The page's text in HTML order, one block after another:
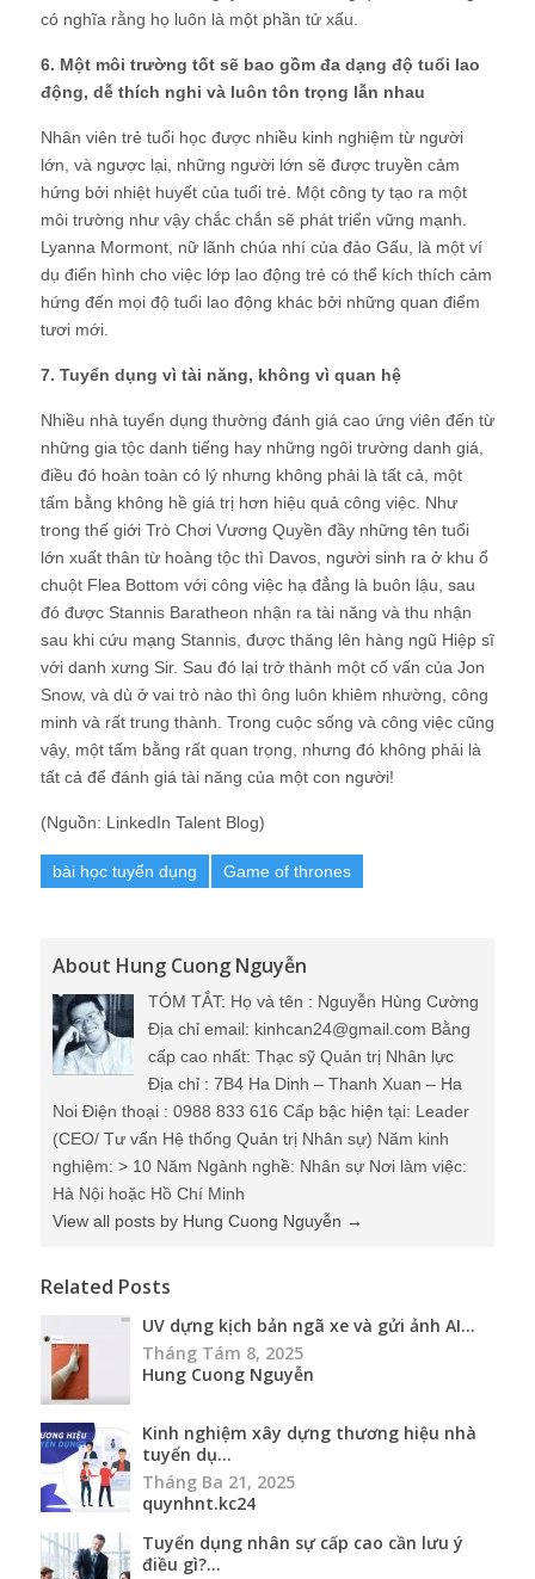
có nghĩa rằng họ luôn là một phần tử xấu.
6. Một môi trường tốt sẽ bao gồm đa dạng độ tuổi lao
động, dễ thích nghi và luôn tôn trọng lẫn nhau
Nhân viên trẻ tuổi học được nhiều kinh nghiệm từ người
lớn, và ngược lại, những người lớn sẽ được truyền cảm
hứng bởi nhiệt huyết của tuổi trẻ. Một công ty tạo ra một
môi trường như vậy chắc chắn sẽ phát triển vững mạnh.
Lyanna Mormont, nữ lãnh chúa nhí của đảo Gấu, là một ví
dụ điển hình cho việc lớp lao động trẻ có thể kích thích cảm
hứng đến mọi độ tuổi lao động khác bởi những quan điểm
tươi mới.
7. Tuyển dụng vì tài năng, không vì quan hệ
Nhiều nhà tuyển dụng thường đánh giá cao ứng viên đến từ
những gia tộc danh tiếng hay những ngôi trường danh giá,
điều đó hoàn toàn có lý nhưng không phải là tất cả, một
tấm bằng không hề giá trị hơn hiệu quả công việc. Như
trong thế giới Trò Chơi Vương Quyền đầy những tên tuổi
lớn xuất thân từ hoàng tộc thì Davos, người sinh ra ở khu ổ
chuột Flea Bottom với công việc hạ đẳng là buôn lậu, sau
đó được Stannis Baratheon nhận ra tài năng và thu nhận
sau khi cứu mạng Stannis, được thăng lên hàng ngũ Hiệp sĩ
với danh xưng Sir. Sau đó lại trở thành một cố vấn của Jon
Snow, và dù ở vai trò nào thì ông luôn khiêm nhường, công
minh và rất trung thành. Trong cuộc sống và công việc cũng
vậy, một tấm bằng rất quan trọng, nhưng đó không phải là
tất cả để đánh giá tài năng của một con người!
(Nguồn: LinkedIn Talent Blog)
bài học tuyển dụng Game of thrones
About Hung Cuong Nguyễn
TÓM TẮT: Họ và tên : Nguyễn Hùng Cường
Địa chỉ email: kinhcan24@gmail.com Bằng
cấp cao nhất: Thạc sỹ Quản trị Nhân lực
Địa chỉ : 7B4 Ha Dinh – Thanh Xuan – Ha
Noi Điện thoại : 0988 833 616 Cấp bậc hiện tại: Leader
(CEO/ Tư vấn Hệ thống Quản trị Nhân sự) Năm kinh
nghiệm: > 10 Năm Ngành nghề: Nhân sự Nơi làm việc:
Hà Nội hoặc Hồ Chí Minh
View all posts by Hung Cuong Nguyễn →
Related Posts
UV dựng kịch bản ngã xe và gửi ảnh AI...
Tháng Tám 8, 2025
Hung Cuong Nguyễn
Kinh nghiệm xây dựng thương hiệu nhà
tuyển dụ...
Tháng Ba 21, 2025
quynhnt.kc24
Tuyển dụng nhân sự cấp cao cần lưu ý
điều gì?...